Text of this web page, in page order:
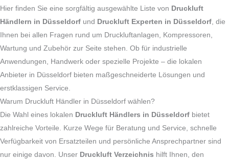
Hier finden Sie eine sorgfältig ausgewählte Liste von Druckluft
Händlern in Düsseldorf und Druckluft Experten in Düsseldorf , die
Ihnen bei allen Fragen rund um Druckluftanlagen, Kompressoren,
Wartung und Zubehör zur Seite stehen. Ob für industrielle
Anwendungen, Handwerk oder spezielle Projekte – die lokalen
Anbieter in Düsseldorf bieten maßgeschneiderte Lösungen und
erstklassigen Service.
Warum Druckluft Händler in Düsseldorf wählen?
Die Wahl eines lokalen Druckluft Händlers in Düsseldorf bietet
zahlreiche Vorteile. Kurze Wege für Beratung und Service, schnelle
Verfügbarkeit von Ersatzteilen und persönliche Ansprechpartner sind
nur einige davon. Unser Druckluft Verzeichnis hilft Ihnen, den